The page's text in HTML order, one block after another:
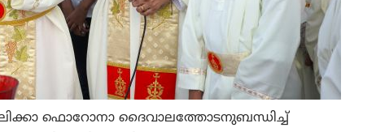
ഫൊറോനാ ദൈവാലത്തോടനുബന്ധിച്ച്